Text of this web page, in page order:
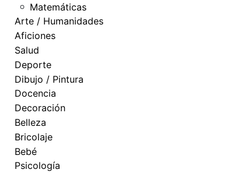
Matemáticas
Arte / Humanidades
Aficiones
Salud
Deporte
Dibujo / Pintura
Docencia
Decoración
Belleza
Bricolaje
Bebé
Psicología